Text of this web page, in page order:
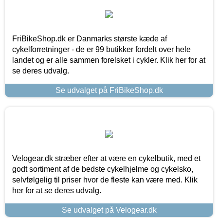
FriBikeShop.dk er Danmarks største kæde af
cykelforretninger - de er 99 butikker fordelt over hele
landet og er alle sammen forelsket i cykler. Klik her for at
se deres udvalg.
Se udvalget på FriBikeShop.dk
Velogear.dk stræber efter at være en cykelbutik, med et
godt sortiment af de bedste cykelhjelme og cykelsko,
selvfølgelig til priser hvor de fleste kan være med. Klik
her for at se deres udvalg.
Se udvalget på Velogear.dk